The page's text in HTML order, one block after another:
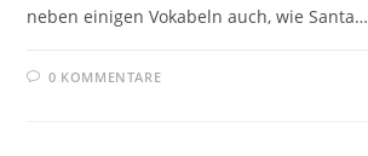
neben einigen Vokabeln auch, wie Santa…
0 KOMMENTARE